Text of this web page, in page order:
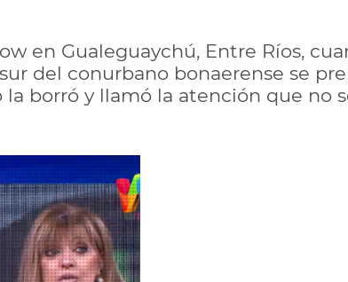
en Gualeguaychú, Entre Ríos,
del conurbano bonaerense se
borró y llamó la atención que no